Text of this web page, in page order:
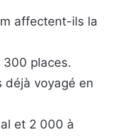
affectent-ils la
300 places.
déjà voyagé en
et 2 000 à